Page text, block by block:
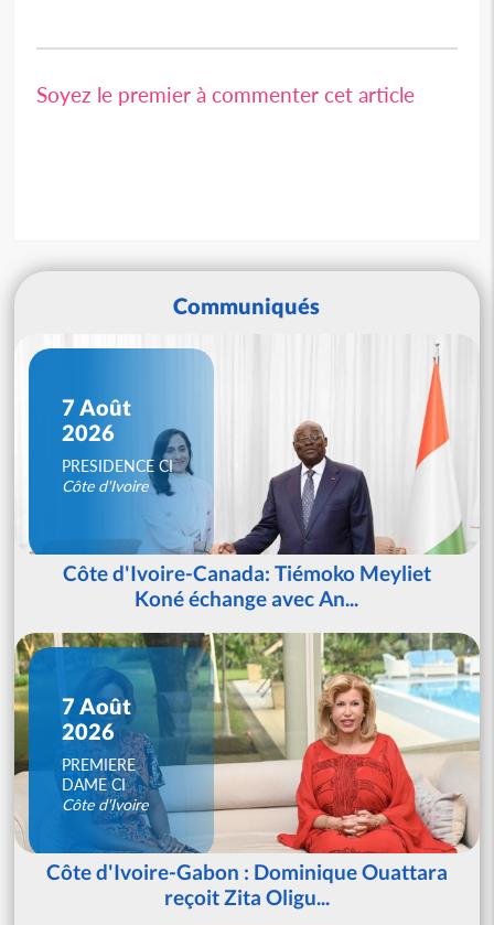
Soyez le premier à commenter cet article
Communiqués
7 Août
2026
PRESIDENCE CI
Côte d'Ivoire
Côte d'Ivoire-Canada: Tiémoko Meyliet
Koné échange avec An...
7 Août
2026
PREMIERE
DAME CI
Côte d'Ivoire
Côte d'Ivoire-Gabon : Dominique Ouattara
reçoit Zita Oligu...